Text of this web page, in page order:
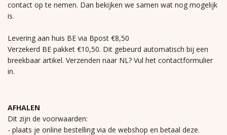
contact op te nemen. Dan bekijken we samen wat nog mogelijk
is.
Levering aan huis BE via Bpost €8,50
Verzekerd BE pakket €10,50. Dit gebeurd automatisch bij een
breekbaar artikel. Verzenden naar NL? Vul het contactformulier
in.
AFHALEN
Dit zijn de voorwaarden:
- plaats je online bestelling via de webshop en betaal deze.